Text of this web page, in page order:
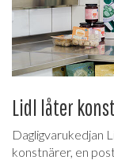
Lidl låter
Dagligvarukedjan
konstnärer, en